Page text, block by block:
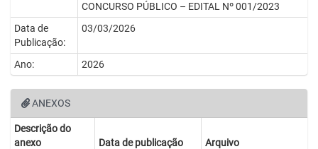
CONCURSO PÚBLICO – EDITAL Nº 001/2023
Data de
Publicação:
03/03/2026
Ano: 2026
ANEXOS
Descrição do
anexo
Data de publicação
Arquivo